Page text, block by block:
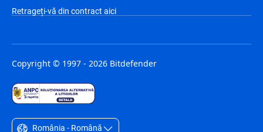
Retrageți-vă din contract aici
Copyright © 1997 - 2026 Bitdefender
România - Română